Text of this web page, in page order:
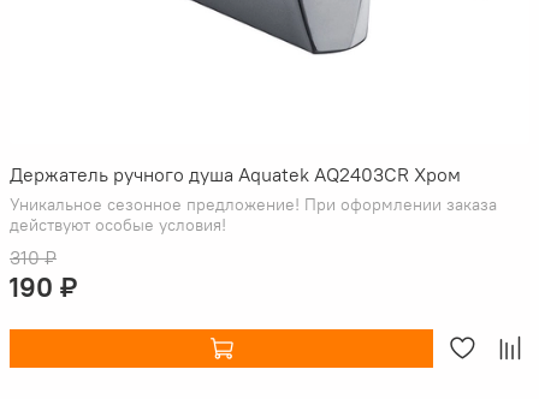
Держатель ручного душа Aquatek AQ2403CR Хром
Уникальное сезонное предложение! При оформлении заказа
действуют особые условия!
310 ₽
190 ₽